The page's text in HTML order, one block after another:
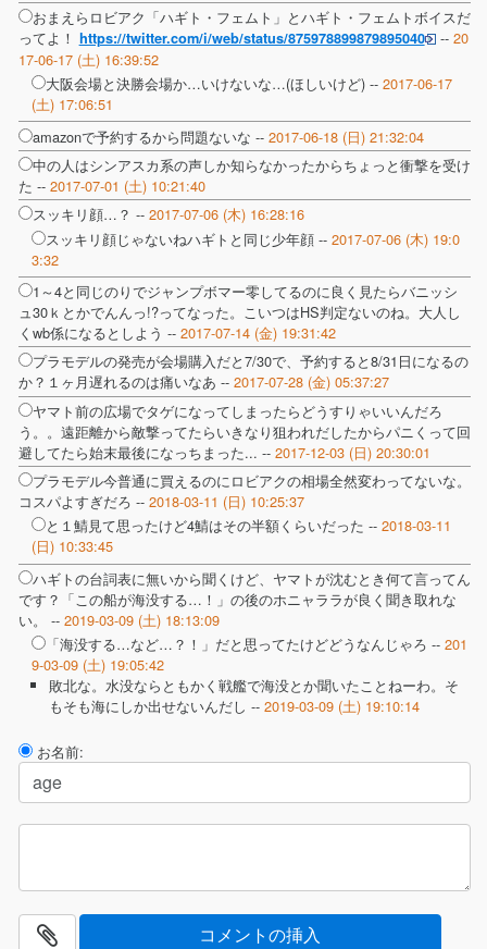
おまえらロビアク「ハギト・フェムト」とハギト・フェムトボイスだ
ってよ！ https://twitter.com/i/web/status/875978899879895040 -- 20
17-06-17 (土) 16:39:52
大阪会場と決勝会場か…いけないな…(ほしいけど) -- 2017-06-17
(土) 17:06:51
amazonで予約するから問題ないな -- 2017-06-18 (日) 21:32:04
中の人はシンアスカ系の声しか知らなかったからちょっと衝撃を受け
た -- 2017-07-01 (土) 10:21:40
スッキリ顔…？ -- 2017-07-06 (木) 16:28:16
スッキリ顔じゃないねハギトと同じ少年顔 -- 2017-07-06 (木) 19:0
3:32
1～4と同じのりでジャンプボマー零してるのに良く見たらバニッシ
ュ30ｋとかでんんっ!?ってなった。こいつはHS判定ないのね。大人し
くwb係になるとしよう -- 2017-07-14 (金) 19:31:42
プラモデルの発売が会場購入だと7/30で、予約すると8/31日になるの
か？１ヶ月遅れるのは痛いなあ -- 2017-07-28 (金) 05:37:27
ヤマト前の広場でタゲになってしまったらどうすりゃいいんだろ
う。。遠距離から敵撃ってたらいきなり狙われだしたからパニくって回
避してたら始末最後になっちまった... -- 2017-12-03 (日) 20:30:01
プラモデル今普通に買えるのにロビアクの相場全然変わってないな。
コスパよすぎだろ -- 2018-03-11 (日) 10:25:37
と１鯖見て思ったけど4鯖はその半額くらいだった -- 2018-03-11
(日) 10:33:45
ハギトの台詞表に無いから聞くけど、ヤマトが沈むとき何て言ってん
です？「この船が海没する…！」の後のホニャララが良く聞き取れな
い。 -- 2019-03-09 (土) 18:13:09
「海没する…など…？！」だと思ってたけどどうなんじゃろ -- 201
9-03-09 (土) 19:05:42
敗北な。水没ならともかく戦艦で海没とか聞いたことねーわ。そ
もそも海にしか出せないんだし -- 2019-03-09 (土) 19:10:14
お名前: